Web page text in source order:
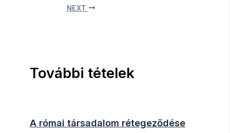
NEXT
További tételek
A római társadalom rétegeződése